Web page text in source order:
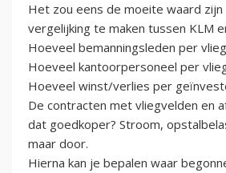
Het zou eens de moeite waard zijn
vergelijking te maken tussen KLM
Hoeveel bemanningsleden per
Hoeveel kantoorpersoneel per
Hoeveel winst/verlies per
De contracten met vliegvelden en
dat goedkoper? Stroom,
maar door.
Hierna kan je bepalen waar